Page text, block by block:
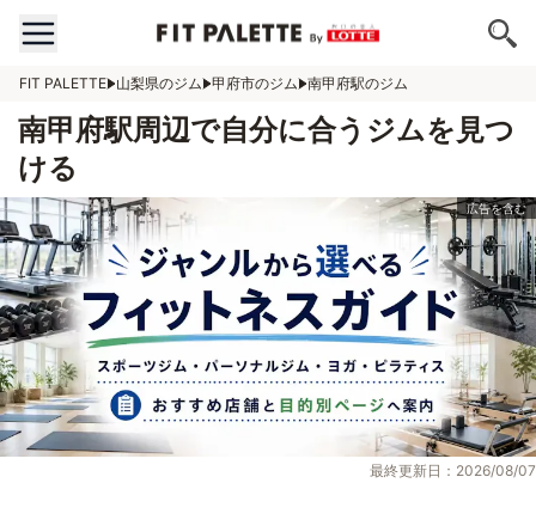
FIT PALETTE 山梨県のジム 甲府市のジム 南甲府駅のジム
南甲府駅周辺で自分に合うジムを見つ
ける
最終更新日：2026/08/07